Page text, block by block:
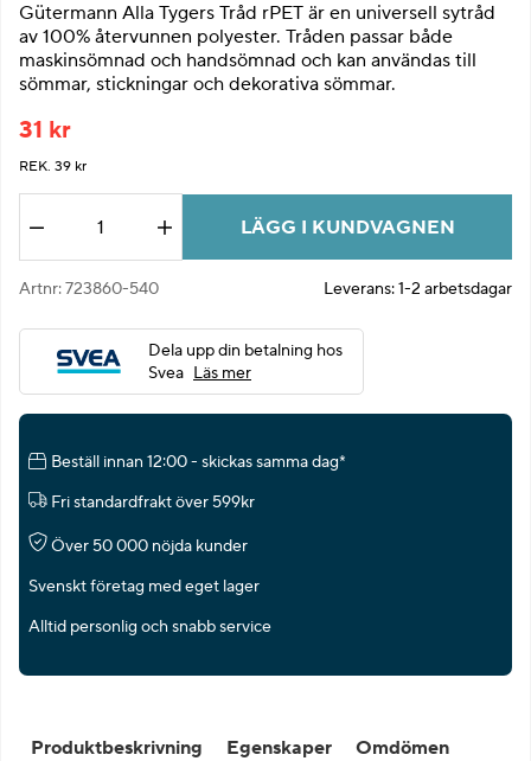
Gütermann Alla Tygers Tråd rPET är en universell sytråd
av 100% återvunnen polyester. Tråden passar både
maskinsömnad och handsömnad och kan användas till
sömmar, stickningar och dekorativa sömmar.
31 kr
REK. 39 kr
LÄGG I KUNDVAGNEN
Artnr:723860-540 Leverans:1-2 arbetsdagar
Dela upp din betalning hos
Svea Läs mer
Beställ innan 12:00 - skickas samma dag*
Fri standardfrakt över 599kr
Över 50 000 nöjda kunder
Svenskt företag med eget lager
Alltid personlig och snabb service
Produktbeskrivning Egenskaper Omdömen